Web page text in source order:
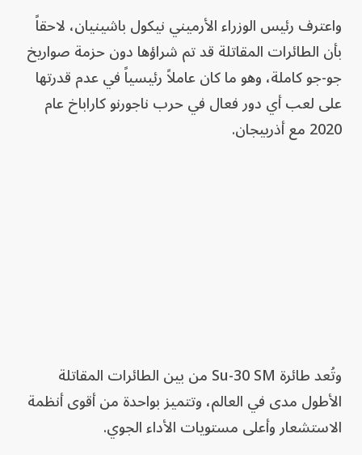
واعترف رئيس الوزراء الأرميني نيكول باشينيان، لاحقاً
بأن الطائرات المقاتلة قد تم شراؤها دون حزمة صواريخ
جو-جو كاملة، وهو ما كان عاملاً رئيسياً في عدم قدرتها
على لعب أي دور فعال في حرب ناجورنو كاراباخ عام
2020 مع أذربيجان.
وتُعد طائرة Su-30 SM من بين الطائرات المقاتلة
الأطول مدى في العالم، وتتميز بواحدة من أقوى أنظمة
الاستشعار وأعلى مستويات الأداء الجوي.